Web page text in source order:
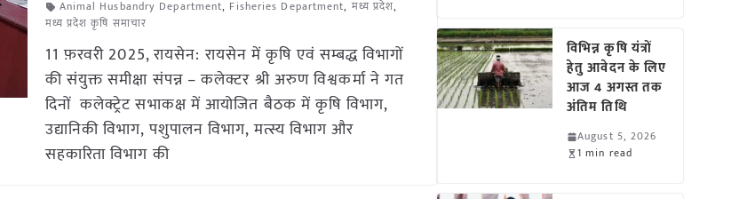
Animal Husbandry Department, Fisheries Department, मध्य प्रदेश,
मध्य प्रदेश कृषि समाचार
11 फ़रवरी 2025, रायसेन: रायसेन में कृषि एवं सम्बद्ध विभागों
की संयुक्त समीक्षा संपन्न – कलेक्टर श्री अरुण विश्वकर्मा ने गत
दिनों कलेक्ट्रेट सभाकक्ष में आयोजित बैठक में कृषि विभाग,
उद्यानिकी विभाग, पशुपालन विभाग, मत्स्य विभाग और
सहकारिता विभाग की
विभिन्न कृषि यंत्रों
हेतु आवेदन के लिए
आज 4 अगस्त तक
अंतिम तिथि
August 5, 2026
1 min read